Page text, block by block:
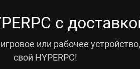
с
или рабочее
свой HYPERPC!